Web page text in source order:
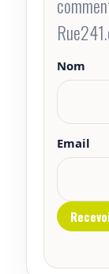
Nom
Email